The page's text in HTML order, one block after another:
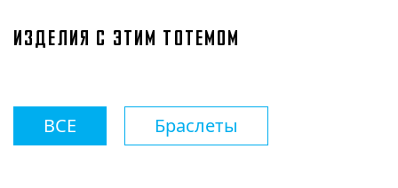
ИЗДЕЛИЯ С ЭТИМ ТОТЕМОМ
ВСЕ Браслеты